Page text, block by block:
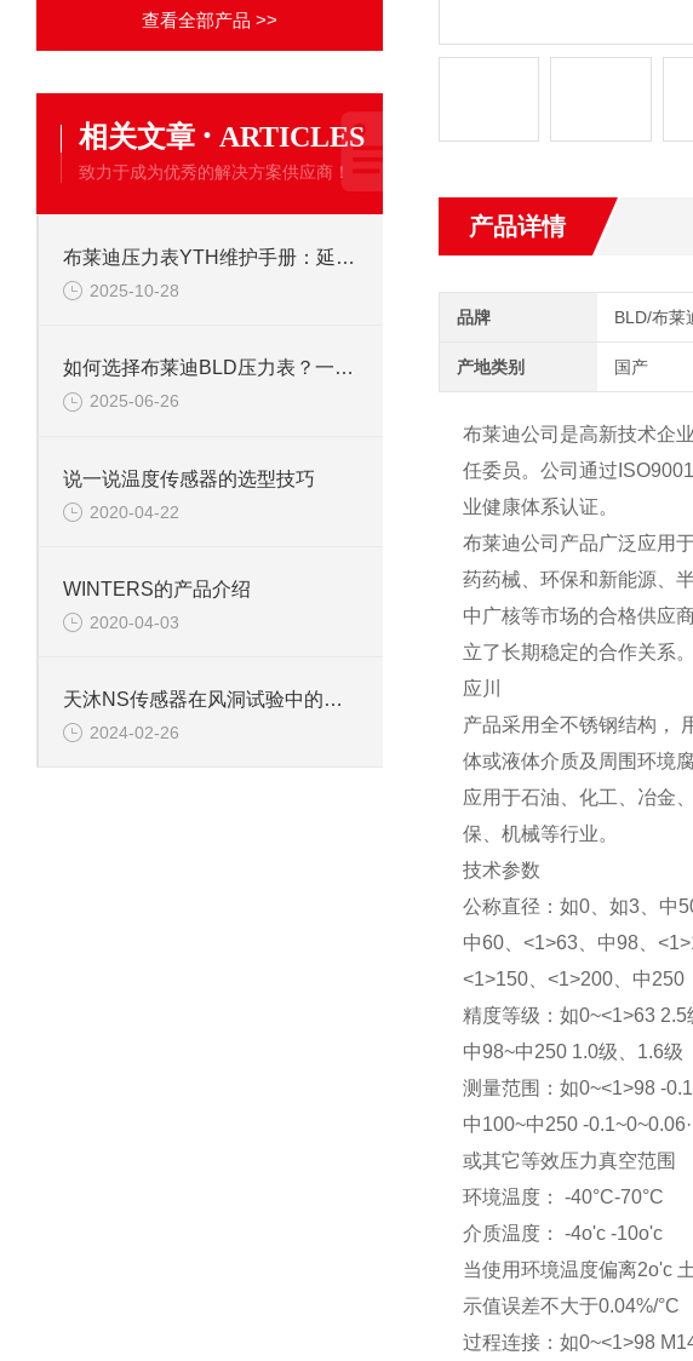
产品详情
品牌 BLD/布莱
产地类别 国产
布莱迪公司是高新技术企
任委员。公司通过
业健康体系认证。
布莱迪公司产品广泛应用
药药械、环保和新能源、
中广核等市场的合格供应
立了长期稳定的合作关系。
应川
产品采用全不锈钢结构，
体或液体介质及周围环境
应用于石油、化工、冶金
保、机械等行业。
技术参数
公称直径：如0、如3、中
中60、<1>63、中98、
<1>150、<1>200、中250
精度等级：如0~<1>63 2.5
中98~中250 1.0级、1.6级
测量范围：如0~<1>98 -
中100~中250 -
或其它等效压力真空范围
环境温度： -40°C-70°C
介质温度： -4o'c -10o'c
当使用环境温度偏离2o'c
示值误差不大于0.04%/°C
过程连接：如0~<1>98
查看全部产品 >>
相关文章 · ARTICLES
致力于成为优秀的解决方案供应商！
布莱迪压力表YTH维护手册：延长使用寿命的校准与保养技巧
2025-10-28
如何选择布莱迪BLD压力表？一文看懂法兰安装与螺纹连接差异
2025-06-26
说一说温度传感器的选型技巧
2020-04-22
WINTERS的产品介绍
2020-04-03
天沐NS传感器在风洞试验中的关键应用与价值分析
2024-02-26